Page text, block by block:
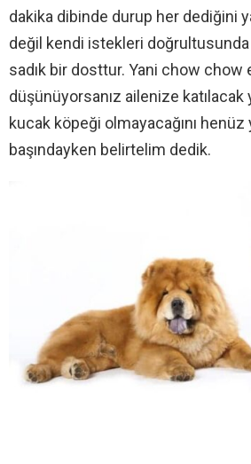
dakika dibinde durup her dediğini
değil kendi istekleri
sadık bir dosttur. Yani chow chow
düşünüyorsanız ailenize
kucak köpeği olmayacağını henüz
başındayken belirtelim dedik.